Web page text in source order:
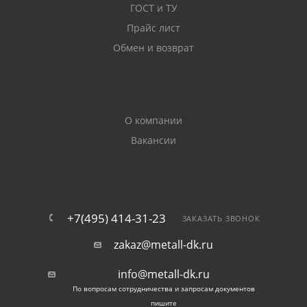
Фасонные изделия изготавливаются из
углеродистых сплавов, соответствующих ГОСТ 380.
Полки уголков имеют одинаковую ширину.
Готовые равнобокие уголки из-за особенностей Г-
образной конструкции с ребром жесткости
Отличия от других
металлоизделий
ГОСТ и ТУ
Прайс лист
Обмен и возврат
О компании
Вакансии
+7(495) 414-31-23 ЗАКАЗАТЬ ЗВОНОК
zakaz@metall-dk.ru
info@metall-dk.ru
По вопросам сотрудничества и запросам документов
пишите